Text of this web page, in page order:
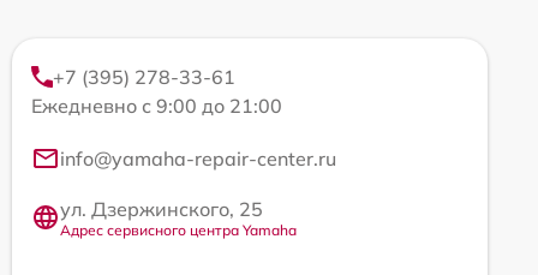
+7 (395) 278-33-61
Ежедневно с 9:00 до 21:00
info@yamaha-repair-center.ru
ул. Дзержинского, 25
Адрес сервисного центра Yamaha